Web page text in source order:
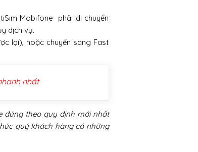
Mobifone phải di chuyển
dịch vụ.
lại), hoặc chuyển sang Fast
nhất
đúng theo quy định mới nhất
quý khách hàng có những